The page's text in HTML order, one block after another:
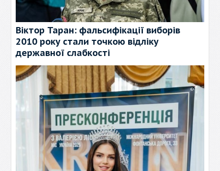
Віктор Таран: фальсифікації виборів
2010 року стали точкою відліку
державної слабкості